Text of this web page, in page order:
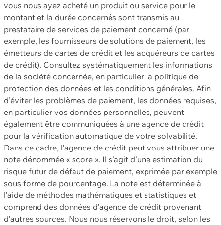
vous nous ayez acheté un produit ou service pour le
montant et la durée concernés sont transmis au
prestataire de services de paiement concerné (par
exemple, les fournisseurs de solutions de paiement, les
émetteurs de cartes de crédit et les acquéreurs de cartes
de crédit). Consultez systématiquement les informations
de la société concernée, en particulier la politique de
protection des données et les conditions générales. Afin
d’éviter les problèmes de paiement, les données requises,
en particulier vos données personnelles, peuvent
également être communiquées à une agence de crédit
pour la vérification automatique de votre solvabilité.
Dans ce cadre, l’agence de crédit peut vous attribuer une
note dénommée « score ». Il s’agit d’une estimation du
risque futur de défaut de paiement, exprimée par exemple
sous forme de pourcentage. La note est déterminée à
l’aide de méthodes mathématiques et statistiques et
comprend des données d’agence de crédit provenant
d’autres sources. Nous nous réservons le droit, selon les